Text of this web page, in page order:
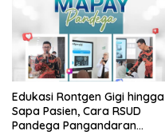
Edukasi Rontgen Gigi hingga
Sapa Pasien, Cara RSUD
Pandega Pangandaran